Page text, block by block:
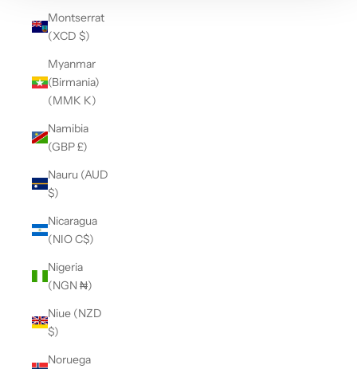
Montserrat
(XCD $)
Myanmar
(Birmania)
(MMK K)
Namibia
(GBP £)
Nauru (AUD
$)
Nicaragua
(NIO C$)
Nigeria
(NGN ₦)
Niue (NZD
$)
Noruega